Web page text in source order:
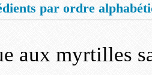
par ordre
aux myrtilles